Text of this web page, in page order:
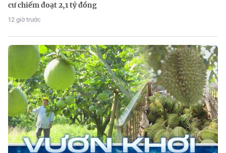
cư chiếm đoạt 2,1 tỷ đồng
12 giờ trước